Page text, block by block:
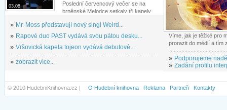
03.08.
Poslední červencový večer se na
brněnské Melodce setkaly tři kapely...
» Mr. Moss představují nový singl Weird...
» Rapové duo PAST vydává svou pátou desku...
» Vršovická kapela tojeon vydává debutové...
» zobrazit více...
Víme, jak je těžké pro
prorazit do médií a tím
» Podporujeme
» Zadání profilu
© 2010 HudebniKnihovna.cz | O Hudební knihovna Reklama Partneři Kontakty